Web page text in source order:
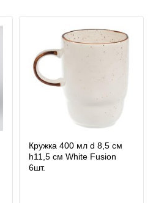
Кружка 400 мл d 8,5 см
h11,5 см White Fusion
6шт.